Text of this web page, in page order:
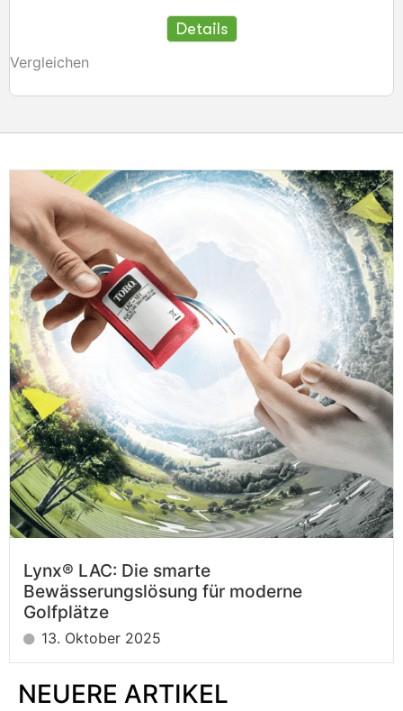
Vergleichen
Details
Lynx® LAC: Die smarte
Bewässerungslösung für moderne
Golfplätze
13. Oktober 2025
NEUERE ARTIKEL